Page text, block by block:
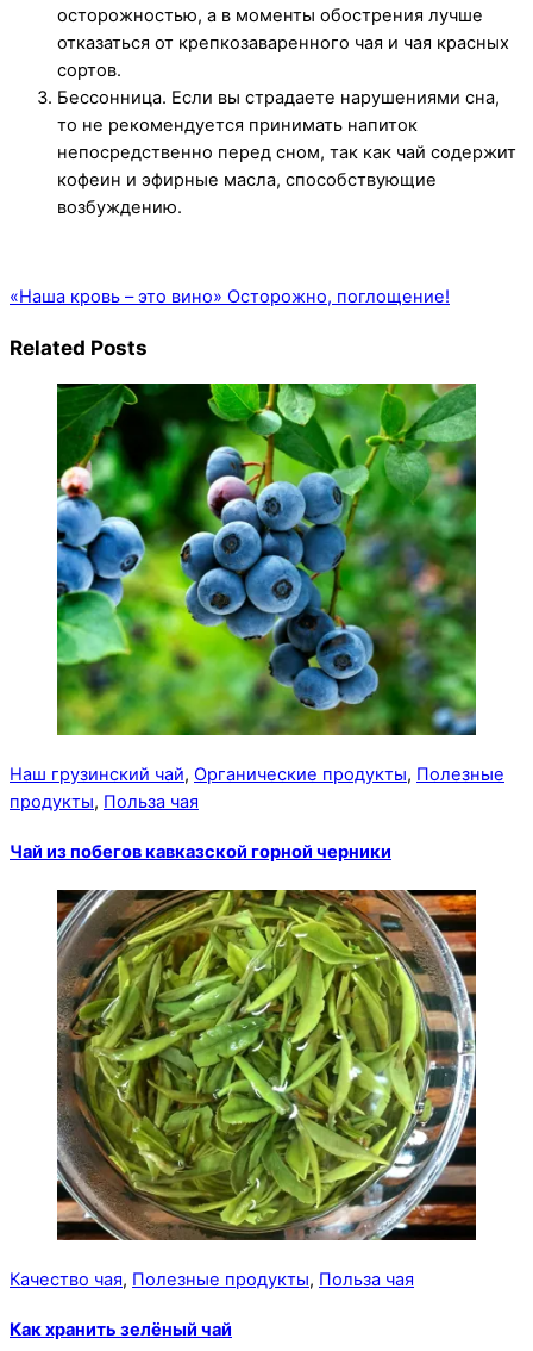
осторожностью, а в моменты обострения лучше
отказаться от крепкозаваренного чая и чая красных
сортов.
Бессонница. Если вы страдаете нарушениями сна,
то не рекомендуется принимать напиток
непосредственно перед сном, так как чай содержит
кофеин и эфирные масла, способствующие
возбуждению.
«Наша кровь – это вино» Осторожно, поглощение!
Related Posts
Наш грузинский чай, Органические продукты, Полезные
продукты, Польза чая
Чай из побегов кавказской горной черники
Качество чая, Полезные продукты, Польза чая
Как хранить зелёный чай